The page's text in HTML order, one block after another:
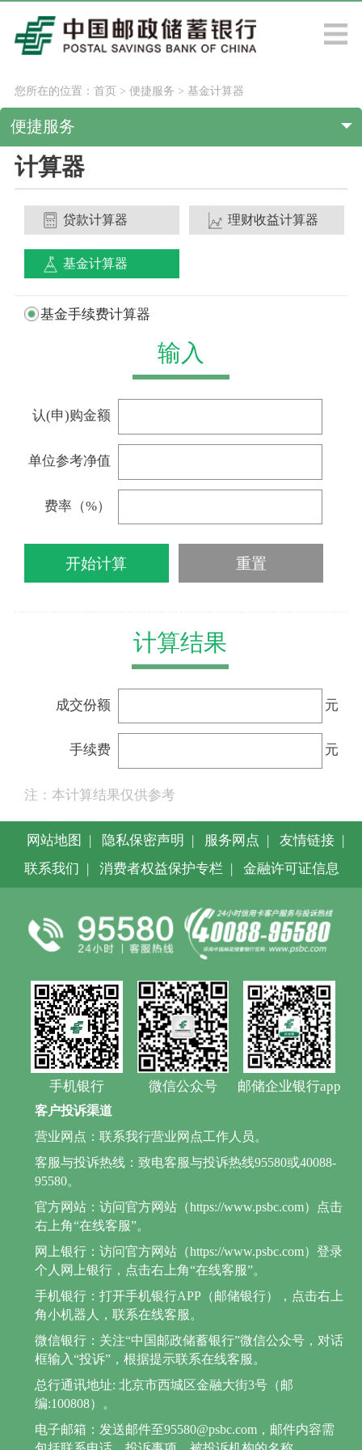
您所在的位置： 首页> 便捷服务 > 基金计算器
便捷服务
计算器
贷款计算器 理财收益计算器
基金计算器
基金手续费计算器
输入
认(申)购金额
单位参考净值
费率（%）
计算结果
成交份额 元
手续费 元
注：本计算结果仅供参考
网站地图 | 隐私保密声明 | 服务网点 | 友情链接 |
联系我们 | 消费者权益保护专栏 | 金融许可证信息
手机银行 微信公众号 邮储企业银行app
客户投诉渠道
营业网点：联系我行营业网点工作人员。
客服与投诉热线：致电客服与投诉热线95580或40088-
95580。
官方网站：访问官方网站（https://www.psbc.com）点击
右上角“在线客服”。
网上银行：访问官方网站（https://www.psbc.com）登录
个人网上银行，点击右上角“在线客服”。
手机银行：打开手机银行APP（邮储银行），点击右上
角小机器人，联系在线客服。
微信银行：关注“中国邮政储蓄银行”微信公众号，对话
框输入“投诉”，根据提示联系在线客服。
总行通讯地址: 北京市西城区金融大街3号（邮
编:100808）。
电子邮箱：发送邮件至95580@psbc.com，邮件内容需